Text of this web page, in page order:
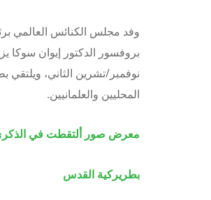
وفد مجلس الكنائس العالمي
نوفمبر/تشرين الثاني،
المحليين والعلمانيين.
معرض صور ألتقطت في الذكرى الـ17 لحياة صاحب الغبطة
بطريركية القدس